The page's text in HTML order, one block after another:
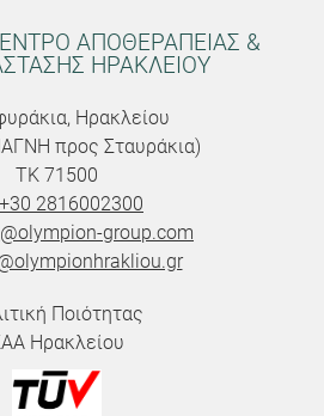
ΑΠΟΘΕΡΑΠΕΙΑΣ &
ΗΡΑΚΛΕΙΟΥ
Ηρακλείου
προς Σταυράκια)
ΤΚ 71500
+30 2816002300
group.com
Ποιότητας
Ηρακλείου